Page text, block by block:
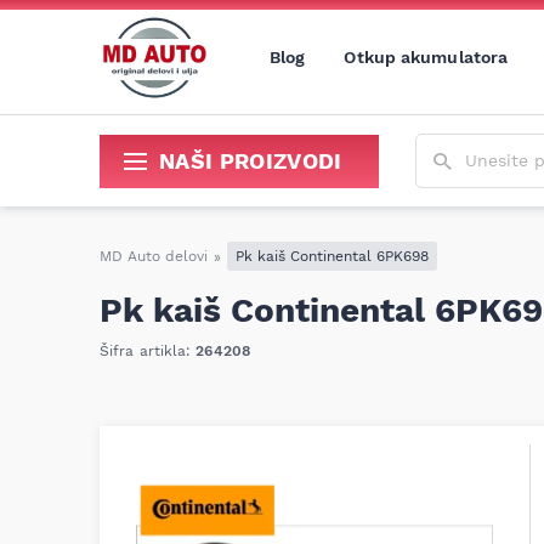
Blog Otkup akumulatora
NAŠI PROIZVODI
MD Auto delovi » Pk kaiš Continental 6PK698
Pk kaiš Continental
Šifra artikla:264208